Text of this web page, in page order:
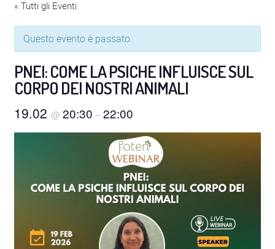
Info prodotti
Info Omega-3
Azienda
Supporto
« Tutti gli Eventi
Questo evento è passato.
PNEI: COME LA PSICHE INFLUISCE SUL
CORPO DEI NOSTRI ANIMALI
19.02 @ 20:30 –22:00